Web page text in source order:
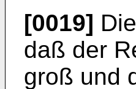
[0019]
daß der
groß und